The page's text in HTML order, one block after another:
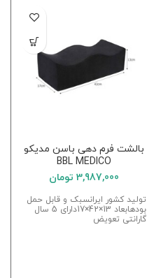
بالشت فرم دهی باسن مدیکو
BBL MEDICO
3,987,000 تومان
تولید کشور ایرانسبک و قابل حمل
بودهابعاد 13×42×17دارای 5 سال
گارانتی تعویض